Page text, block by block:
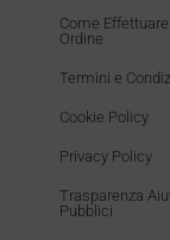
Come
Ordine
Termini e
Cookie Policy
Privacy Policy
Trasparenza
Pubblici